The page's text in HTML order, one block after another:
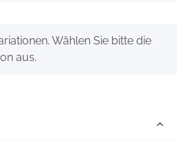
Wählen Sie bitte die
aus.